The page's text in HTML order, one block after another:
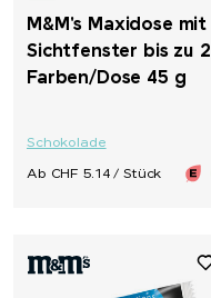
M&M's Maxidose mit
Sichtfenster bis zu 2
Farben/Dose 45 g
Schokolade
Ab CHF 5.14 / Stück